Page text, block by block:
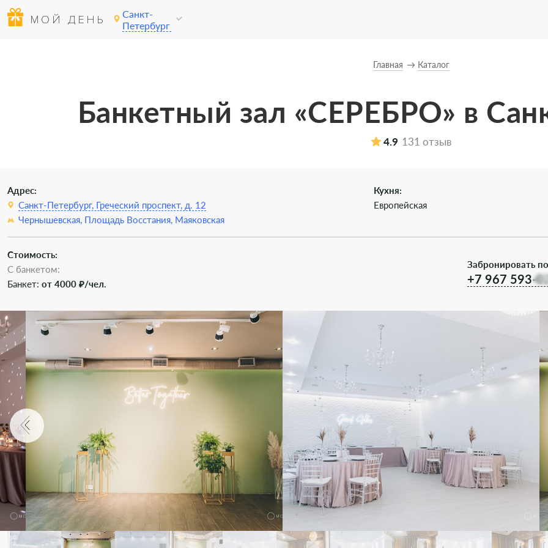
МОЙ ДЕНЬ
Санкт-
Петербург
Главная Каталог
Банкетный зал «СЕРЕБРО» в
4.9 131 отзыв
Адрес:
Санкт-Петербург, Греческий проспект, д. 12
Чернышевская, Площадь Восстания, Маяковская
Кухня:
Европейская
Стоимость:
С банкетом:
Банкет: от 4000 ₽/чел.
Забронировать
+7 967 593-